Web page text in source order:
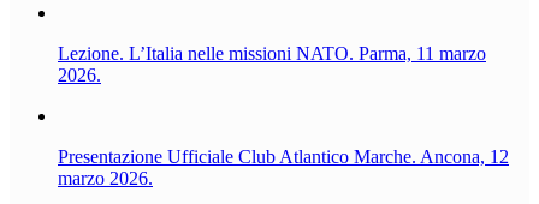
Lezione. L’Italia nelle missioni NATO. Parma, 11 marzo
2026.
Presentazione Ufficiale Club Atlantico Marche. Ancona, 12
marzo 2026.